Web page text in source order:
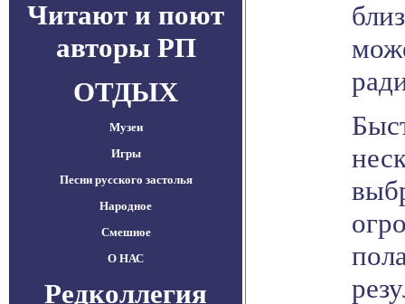
Читают и поют
авторы РП
ОТДЫХ
Музеи
Игры
Песни русского застолья
Народное
Смешное
О НАС
Редколлегия